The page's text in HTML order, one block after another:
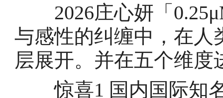
2026庄心妍「
与感性的纠缠中，在人
层展开。并在五个维
惊喜1 国内国际知名